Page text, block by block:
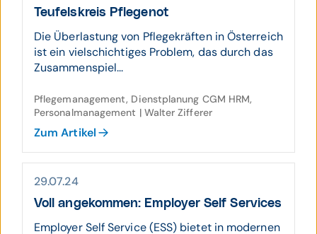
Teufelskreis Pflegenot
Die Überlastung von Pflegekräften in Österreich
ist ein vielschichtiges Problem, das durch das
Zusammenspiel...
Pflegemanagement, Dienstplanung CGM HRM,
Personalmanagement | Walter Zifferer
Zum Artikel
29.07.24
Voll ange­kom­men: Employer Self Services
Employer Self Service (ESS) bietet in modernen